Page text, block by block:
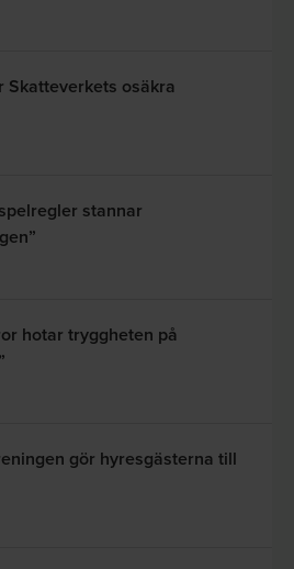
Skatteverkets osäkra
stannar
hotar tryggheten på
gör hyresgästerna till